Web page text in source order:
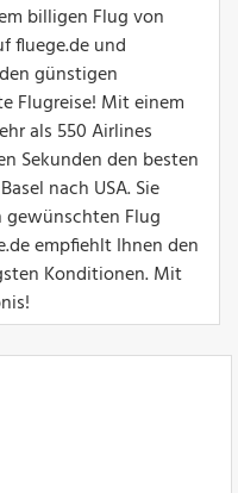
billigen Flug von
fluege.de und
günstigen
Flugreise! Mit einem
als 550 Airlines
Sekunden den besten
nach USA. Sie
Flug
empfiehlt Ihnen den
Konditionen. Mit